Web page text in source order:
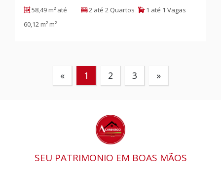
58,49 m² até
60,12 m² m²
2 até 2 Quartos 1 até 1 Vagas
« 1 2 3 »
SEU PATRIMONIO EM BOAS MÃOS